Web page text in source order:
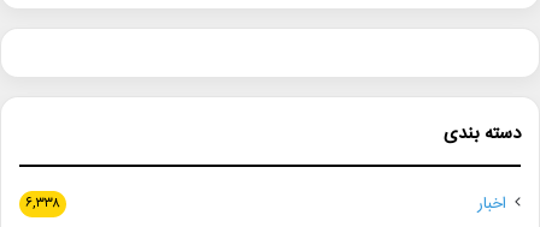
دسته بندی
اخبار ۶,۳۳۸